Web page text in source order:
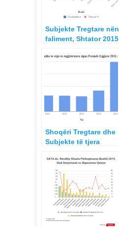
Subjekte Tregtare nën
faliment, Shtator 2015
Shoqëri Tregtare dhe
Subjekte të tjera
regjistruara në vitet
2011-2015